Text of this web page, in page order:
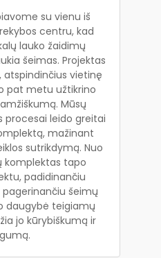
su vienu iš
centru, kad
lauko žaidimų
šeimas. Projektas
vietinę
pat metu užtikrino
Mūsų
procesai leido greitai
mažinant
sutrikdymą. Nuo
komplektas tapo
padidinančiu
šeimų
daugybė teigiamų
jo kūrybiškumą ir